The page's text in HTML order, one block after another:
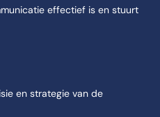
effectief is en stuurt
en strategie van de